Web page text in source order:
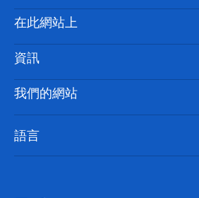
喳
喳
聯絡我們
免責聲明
隱私
Cookie 通知
在此網站上
目的地
要做的事情
新南威爾斯州公路旅行
活動
住宿
資訊
旅行資訊
無障礙悉尼
列出您的業務
我們的網站
語言